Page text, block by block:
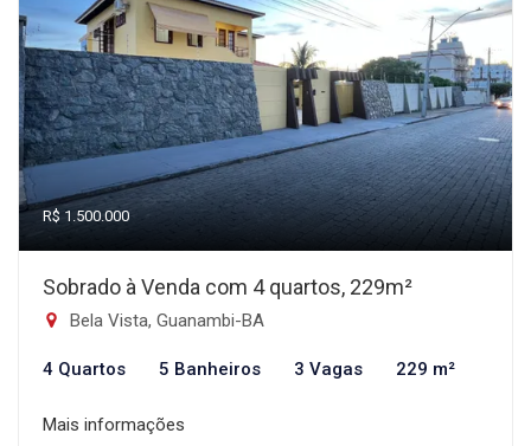
R$ 1.500.000
Sobrado à Venda com 4 quartos, 229m²
Bela Vista, Guanambi-BA
4 Quartos 5 Banheiros 3 Vagas 229 m²
Mais informações